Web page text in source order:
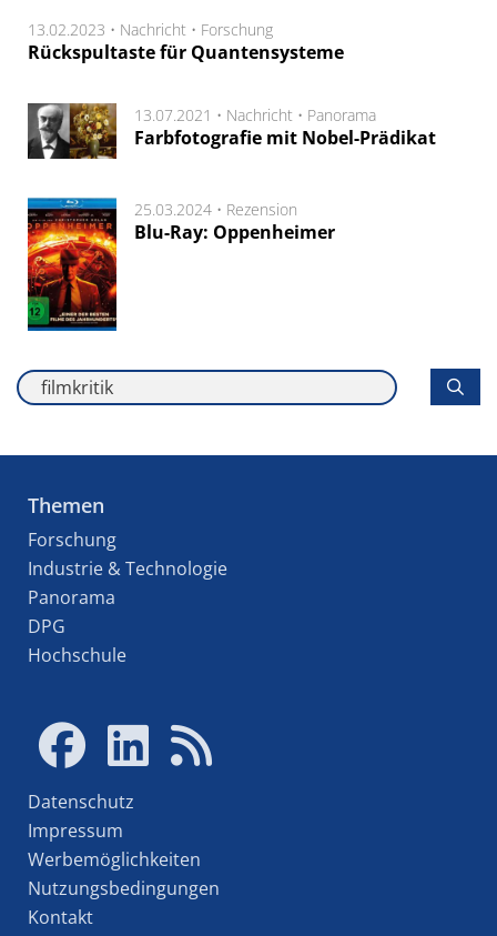
13.02.2023 • Nachricht • Forschung
Rückspultaste für Quantensysteme
13.07.2021 • Nachricht • Panorama
Farbfotografie mit Nobel-Prädikat
25.03.2024 • Rezension
Blu-Ray: Oppenheimer
Themen
Forschung
Industrie & Technologie
Panorama
DPG
Hochschule
Datenschutz
Impressum
Werbemöglichkeiten
Nutzungsbedingungen
Kontakt